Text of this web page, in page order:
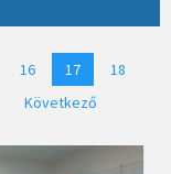
16 17
18
Következő